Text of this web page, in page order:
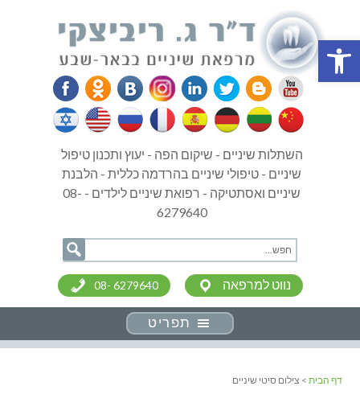
פתח סרגל נגישות
השתלות שיניים - שיקום הפה - יעוץ ותכנון טיפול
שיניים - טיפולי שיניים בהרדמה כללית - הלבנת
שיניים ואסתטיקה - רפואת שיניים לילדים - 08-
6279640
08- 6279640 נווט למרפאה
תפריט
דף הבית > צילום סיטי שיניים